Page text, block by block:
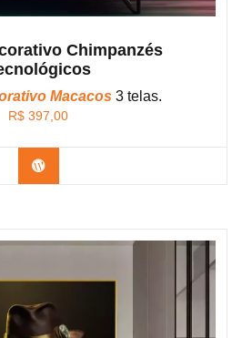
Chimpanzés
Macacos3 telas.
R$ 397,00
Confira os modelos